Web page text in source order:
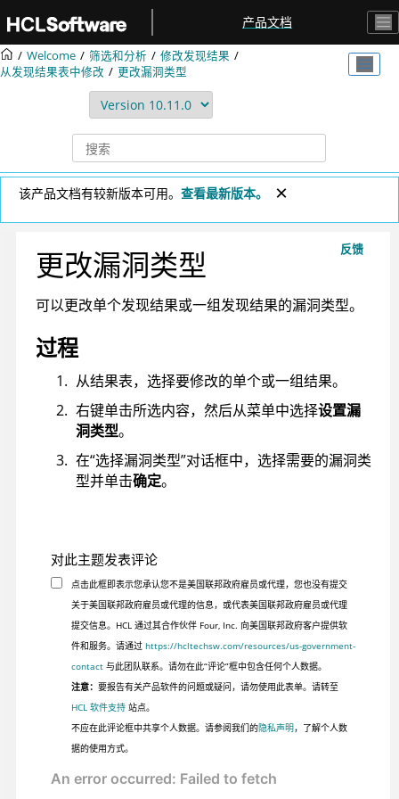
产品文档
Welcome 筛选和分析
修改发现结果
从发现结果表中修改
更改漏洞类型
该产品文档有较新版本可用。 查看最新版本。
反馈
更改漏洞类型
可以更改单个发现结果或一组发现结果的漏洞类型。
过程
从结果表，选择要修改的单个或一组结果。
右键单击所选内容，然后从菜单中选择设置漏
洞类型。
在“选择漏洞类型”对话框中，选择需要的漏洞类
型并单击确定。
对此主题发表评论
点击此框即表示您承认您不是美国联邦政府雇员或代理，您也没有提交
关于美国联邦政府雇员或代理的信息，或代表美国联邦政府雇员或代理
提交信息。HCL 通过其合作伙伴 Four, Inc. 向美国联邦政府客户提供软
件和服务。请通过 https://hcltechsw.com/resources/us-government-
contact与此团队联系。请勿在此“评论”框中包含任何个人数据。
注意： 要报告有关产品软件的问题或疑问，请勿使用此表单。请转至
HCL 软件支持站点。
不应在此评论框中共享个人数据。请参阅我们的隐私声明，了解个人数
据的使用方式。